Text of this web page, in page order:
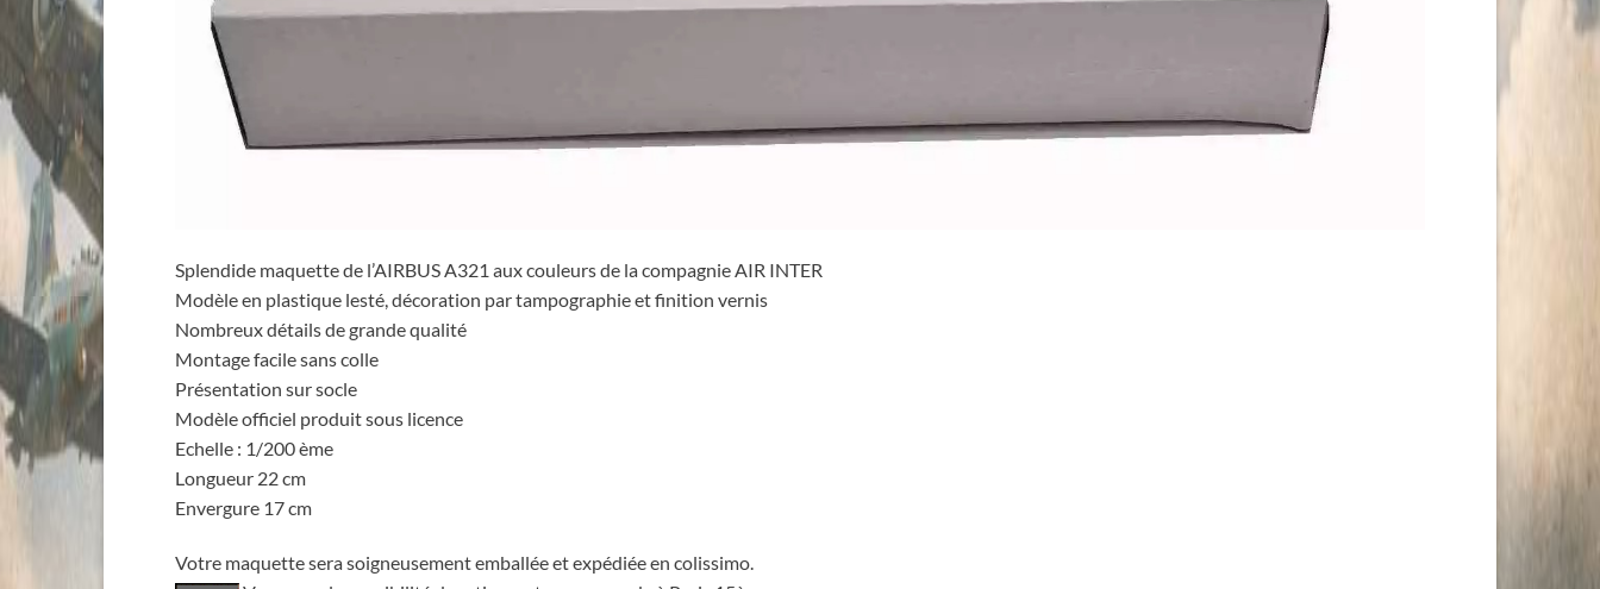
Splendide maquette de l’AIRBUS A321 aux couleurs de la compagnie AIR INTER
Modèle en plastique lesté, décoration par tampographie et finition vernis
Nombreux détails de grande qualité
Montage facile sans colle
Présentation sur socle
Modèle officiel produit sous licence
Echelle : 1/200 ème
Longueur 22 cm
Envergure 17 cm
Votre maquette sera soigneusement emballée et expédiée en colissimo.